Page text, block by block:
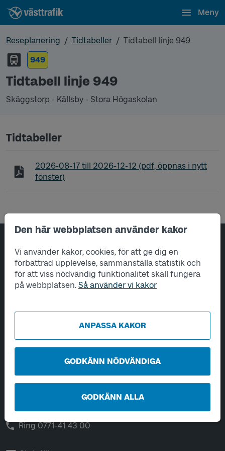
Den här webbplatsen använder kakor
Vi använder kakor, cookies, för att ge dig en
förbättrad upplevelse, sammanställa statistik och
för att viss nödvändig funktionalitet skall fungera
på webbplatsen. Så använder vi kakor
ANPASSA KAKOR
GODKÄNN NÖDVÄNDIGA
GODKÄNN ALLA
Meny
Reseplanering Tidtabeller
Tidtabell linje 949
949
Tidtabell linje 949
Skäggstorp - Källsby - Stora Högaskolan
Tidtabeller
Tidtabell linje 949 Skäggstorp - Källsby - Stora
2026-08-17 till 2026-12-12 (pdf, öppnas i nytt
fönster)
Sidfotsnavigering
Om oss
Tjänster
Kontakta oss
Öppet vardagar 06-22.
Helger och helgdagar 08-22.
Ring 0771-41 43 00